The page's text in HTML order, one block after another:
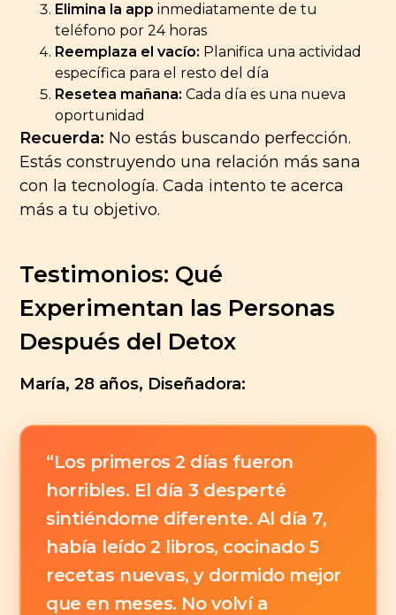
Elimina la app inmediatamente de tu
teléfono por 24 horas
Reemplaza el vacío: Planifica una actividad
específica para el resto del día
Resetea mañana: Cada día es una nueva
oportunidad
Recuerda: No estás buscando perfección.
Estás construyendo una relación más sana
con la tecnología. Cada intento te acerca
más a tu objetivo.
Testimonios: Qué
Experimentan las Personas
Después del Detox
María, 28 años, Diseñadora:
“Los primeros 2 días fueron
horribles. El día 3 desperté
sintiéndome diferente. Al día 7,
había leído 2 libros, cocinado 5
recetas nuevas, y dormido mejor
que en meses. No volví a